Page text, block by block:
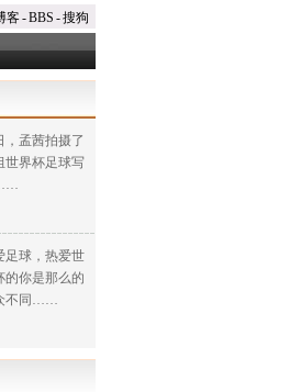
客-BBS -搜狗
，孟茜拍摄了
世界杯足球写
足球，热爱世
的你是那么的
不同……